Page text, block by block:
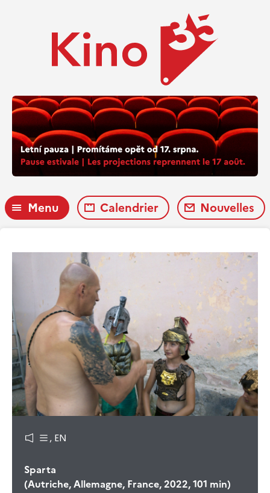
Menu Calendrier Nouvelles
, EN
Sparta
(Autriche, Allemagne, France, 2022, 101 min)